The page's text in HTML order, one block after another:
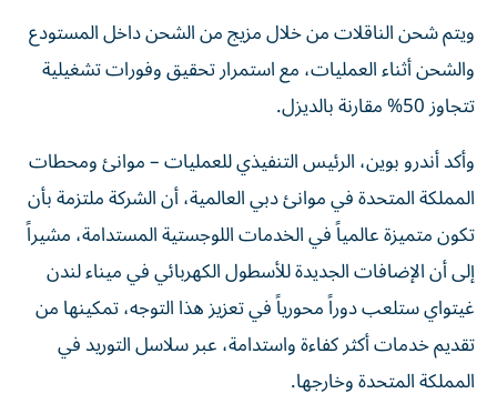
ويتم شحن الناقلات من خلال مزيج من الشحن داخل المستودع
والشحن أثناء العمليات، مع استمرار تحقيق وفورات تشغيلية
تتجاوز 50% مقارنة بالديزل.
وأكد أندرو بوين، الرئيس التنفيذي للعمليات – موانئ ومحطات
المملكة المتحدة في موانئ دبي العالمية، أن الشركة ملتزمة بأن
تكون متميزة عالمياً في الخدمات اللوجستية المستدامة، مشيراً
إلى أن الإضافات الجديدة للأسطول الكهربائي في ميناء لندن
غيتواي ستلعب دوراً محورياً في تعزيز هذا التوجه، تمكينها من
تقديم خدمات أكثر كفاءة واستدامة، عبر سلاسل التوريد في
المملكة المتحدة وخارجها.